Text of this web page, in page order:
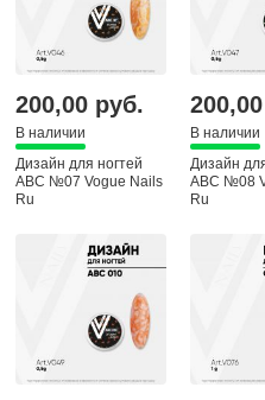
200,00 руб.
В наличии
Дизайн для ногтей
ABC №07 Vogue Nails
Ru
В наличии
Дизайн
ABC №08
Ru